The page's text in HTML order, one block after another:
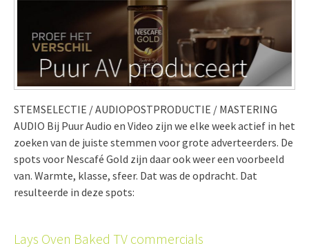
STEMSELECTIE / AUDIOPOSTPRODUCTIE / MASTERING
AUDIO Bij Puur Audio en Video zijn we elke week actief in het
zoeken van de juiste stemmen voor grote adverteerders. De
spots voor Nescafé Gold zijn daar ook weer een voorbeeld
van. Warmte, klasse, sfeer. Dat was de opdracht. Dat
resulteerde in deze spots:
Lays Oven Baked TV commercials